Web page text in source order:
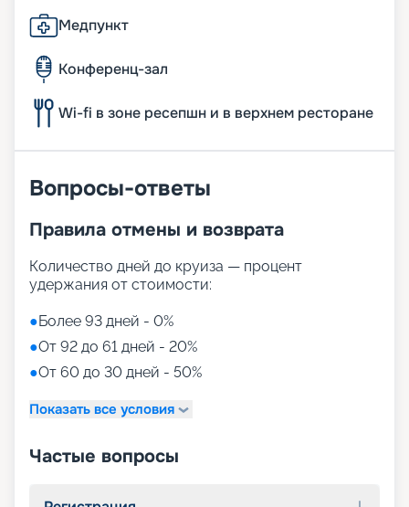
Медпункт
Конференц-зал
Wi-fi в зоне ресепшн и в верхнем ресторане
Вопросы-ответы
Правила отмены и возврата
Количество дней до круиза — процент
удержания от стоимости:
●Более 93 дней - 0%
●От 92 до 61 дней - 20%
●От 60 до 30 дней - 50%
Показать все условия
Частые вопросы